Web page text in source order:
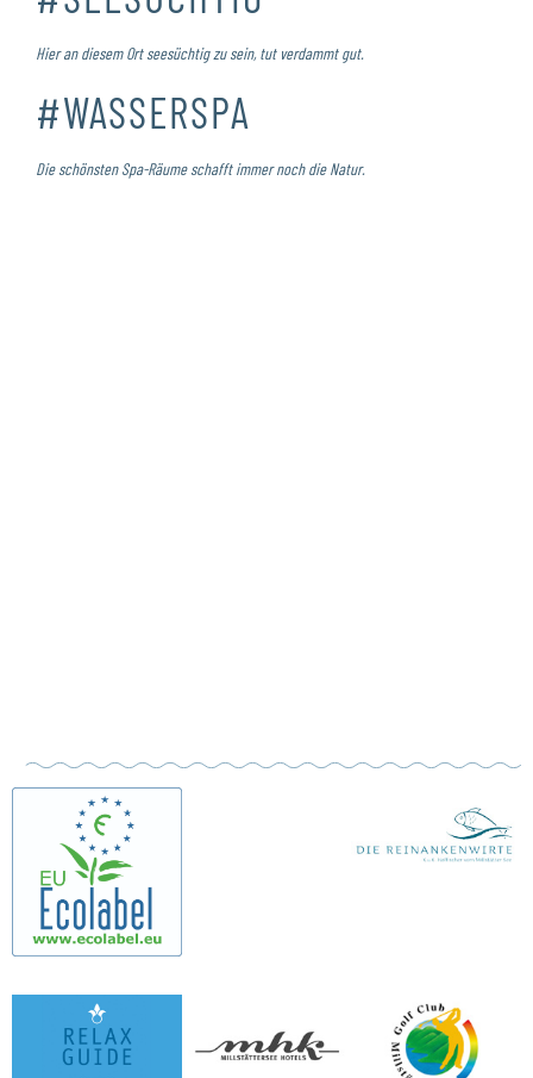
Hier an diesem Ort seesüchtig zu sein, tut verdammt gut.
#WASSERSPA
Die schönsten Spa-Räume schafft immer noch die Natur.